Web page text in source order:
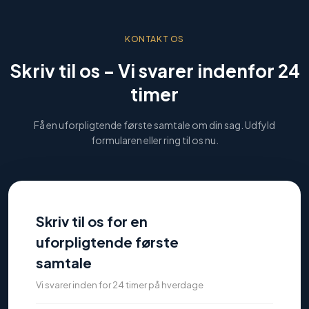
KONTAKT OS
Skriv til os – Vi svarer indenfor 24
timer
Få en uforpligtende første samtale om din sag. Udfyld
formularen eller ring til os nu.
Skriv til os for en
uforpligtende første
samtale
Vi svarer inden for 24 timer på hverdage